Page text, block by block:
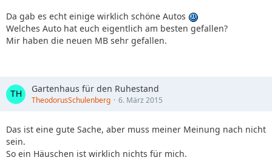
Da gab es echt einige wirklich schöne Autos
Welches Auto hat euch eigentlich am besten gefallen?
Mir haben die neuen MB sehr gefallen.
Gartenhaus für den Ruhestand
TheodorusSchulenberg 6. März 2015
Das ist eine gute Sache, aber muss meiner Meinung nach nicht
sein.
So ein Häuschen ist wirklich nichts für mich.